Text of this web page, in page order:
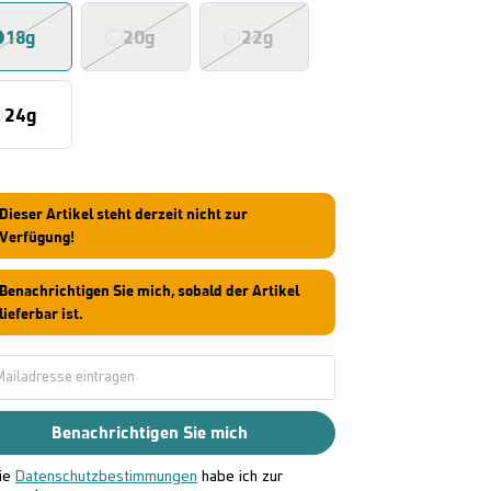
18g 20g 22g
24g
Dieser Artikel steht derzeit nicht zur
Verfügung!
Benachrichtigen Sie mich, sobald der Artikel
lieferbar ist.
Benachrichtigen Sie mich
Datenschutzbestimmungen habe ich zur